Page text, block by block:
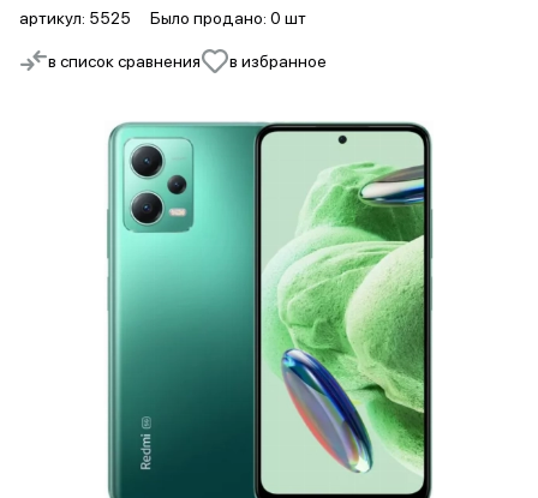
в список сравнения в избранное
артикул: 5525 Было продано: 0 шт